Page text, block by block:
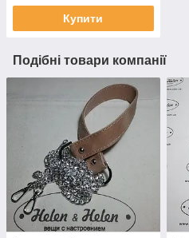
Купити
Подібні товари компанії